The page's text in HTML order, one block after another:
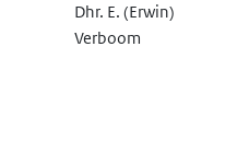
Dhr. E. (Erwin)
Verboom